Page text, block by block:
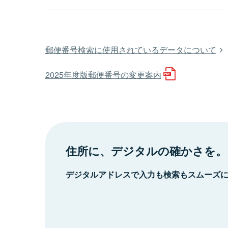
郵便番号検索に使用されているデータについて
2025年度版郵便番号の変更案内
住所に、デジタルの確かさを。
デジタルアドレスで入力も検索もスムーズ